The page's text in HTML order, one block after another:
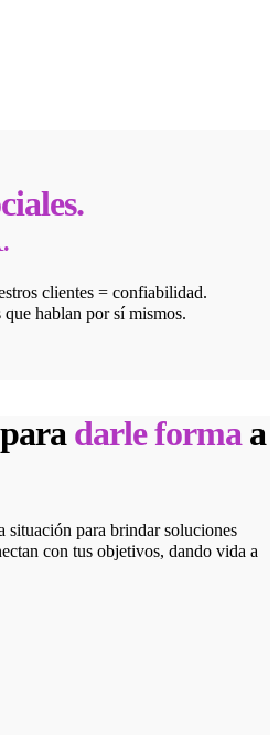
clientes = confiabilidad.
hablan por sí mismos.
darle forma a
situación para brindar soluciones
con tus objetivos, dando vida a